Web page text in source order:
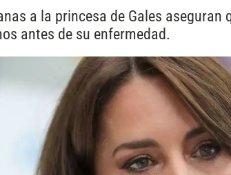
a la princesa de Gales aseguran
antes de su enfermedad.